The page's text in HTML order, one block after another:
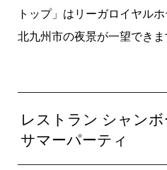
トップ」はリーガロイヤル
北九州市の夜景が一望できま
レストラン シャン
サマーパーティ